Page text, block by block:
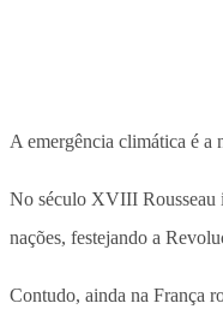
A emergência climática é a
No século XVIII Rousseau
nações, festejando a
Contudo, ainda na França